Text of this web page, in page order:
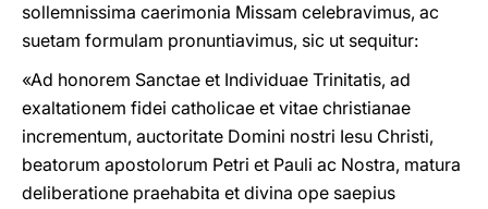
sοllemnissima caerimonia Missam celebravimus, ac
suetam formulam pronuntiavimus, sic ut sequitur:
«Ad honorem Sanctae et Individuae Trinitatis, ad
exaltationem fidei catholicae et vitae christianae
incrementum, auctoritate Domini nostri Iesu Christi,
beatorum apostolorum Petri et Pauli ac Nostra, matura
deliberatiοne praehabita et divina ope saepius